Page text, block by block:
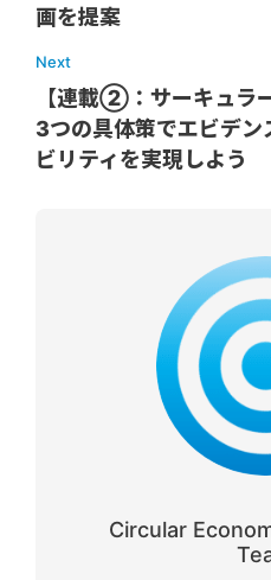
画を提案
Next
【連載②：サーキュラ
3つの具体策でエビデン
ビリティを実現しよう
Circular